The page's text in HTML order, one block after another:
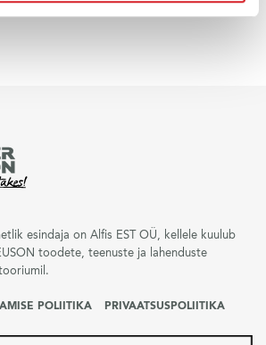
esindaja on Alfis EST OÜ, kellele kuulub
toodete, teenuste ja lahenduste
POLIITIKA PRIVAATSUSPOLIITIKA